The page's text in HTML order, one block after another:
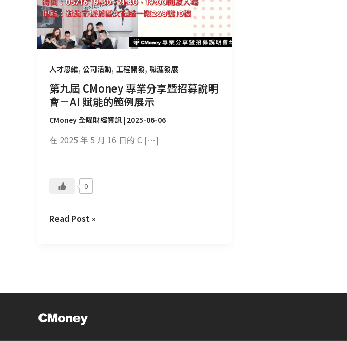
人才思維, 公司活動, 工程開發, 職涯發展
第九屆 CMoney 專業分享暨招募說明
會－AI 賦能的範例展示
CMoney 全曜財經資訊 | 2025-06-06
在 2025 年 5 月 16 日的 C […]
0
專
業
分
享
招
募
說
會
－
例
Read Post »